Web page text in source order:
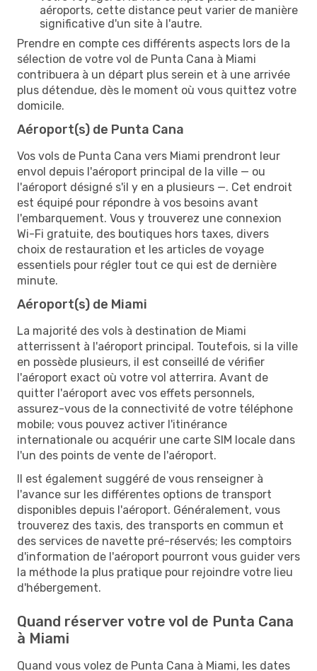
aéroports, cette distance peut varier de manière
significative d'un site à l'autre.
Prendre en compte ces différents aspects lors de la
sélection de votre vol de Punta Cana à Miami
contribuera à un départ plus serein et à une arrivée
plus détendue, dès le moment où vous quittez votre
domicile.
Aéroport(s) de Punta Cana
Vos vols de Punta Cana vers Miami prendront leur
envol depuis l'aéroport principal de la ville — ou
l'aéroport désigné s'il y en a plusieurs —. Cet endroit
est équipé pour répondre à vos besoins avant
l'embarquement. Vous y trouverez une connexion
Wi-Fi gratuite, des boutiques hors taxes, divers
choix de restauration et les articles de voyage
essentiels pour régler tout ce qui est de dernière
minute.
Aéroport(s) de Miami
La majorité des vols à destination de Miami
atterrissent à l'aéroport principal. Toutefois, si la ville
en possède plusieurs, il est conseillé de vérifier
l'aéroport exact où votre vol atterrira. Avant de
quitter l'aéroport avec vos effets personnels,
assurez-vous de la connectivité de votre téléphone
mobile; vous pouvez activer l'itinérance
internationale ou acquérir une carte SIM locale dans
l'un des points de vente de l'aéroport.
Il est également suggéré de vous renseigner à
l'avance sur les différentes options de transport
disponibles depuis l'aéroport. Généralement, vous
trouverez des taxis, des transports en commun et
des services de navette pré-réservés; les comptoirs
d'information de l'aéroport pourront vous guider vers
la méthode la plus pratique pour rejoindre votre lieu
d'hébergement.
Quand réserver votre vol de Punta Cana
à Miami
Quand vous volez de Punta Cana à Miami, les dates